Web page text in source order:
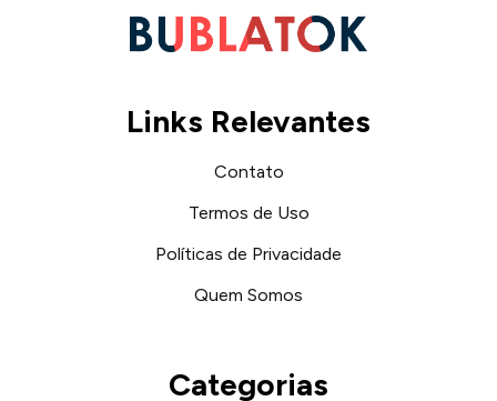
Links Relevantes
Contato
Termos de Uso
Políticas de Privacidade
Quem Somos
Categorias